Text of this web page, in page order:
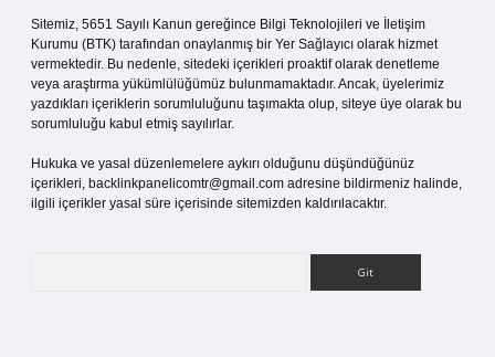
Sitemiz, 5651 Sayılı Kanun gereğince Bilgi Teknolojileri ve İletişim
Kurumu (BTK) tarafından onaylanmış bir Yer Sağlayıcı olarak hizmet
vermektedir. Bu nedenle, sitedeki içerikleri proaktif olarak denetleme
veya araştırma yükümlülüğümüz bulunmamaktadır. Ancak, üyelerimiz
yazdıkları içeriklerin sorumluluğunu taşımakta olup, siteye üye olarak bu
sorumluluğu kabul etmiş sayılırlar.
Hukuka ve yasal düzenlemelere aykırı olduğunu düşündüğünüz
içerikleri, backlinkpanelicomtr@gmail.com adresine bildirmeniz halinde,
ilgili içerikler yasal süre içerisinde sitemizden kaldırılacaktır.